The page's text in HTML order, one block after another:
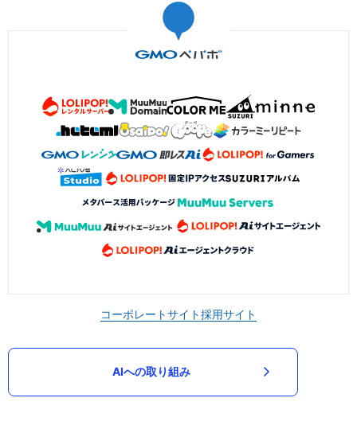
コーポレートサイト採用サイト
AIへの取り組み